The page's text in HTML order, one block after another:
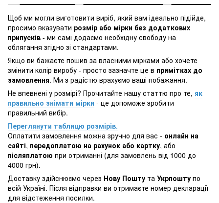
Щоб ми могли виготовити виріб, який вам ідеально підійде,
просимо вказувати розмір або мірки без додаткових
припусків - ми самі додаємо необхідну свободу на
облягання згідно зі стандартами.
Якщо ви бажаєте пошив за власними мірками або хочете
змінити колір виробу - просто зазначте це в примітках до
замовлення. Ми з радістю врахуємо ваші побажання.
Не впевнені у розмірі? Прочитайте нашу статтю про те, як
правильно знімати мірки - це допоможе зробити
правильний вибір.
Переглянути таблицю розмірів.
Оплатити замовлення можна зручно для вас - онлайн на
сайті, передоплатою на рахунок або картку, або
післяплатою при отриманні (для замовлень від 1000 до
4000 грн).
Доставку здійснюємо через Нову Пошту та Укрпошту по
всій Україні. Після відправки ви отримаєте номер декларації
для відстеження посилки.